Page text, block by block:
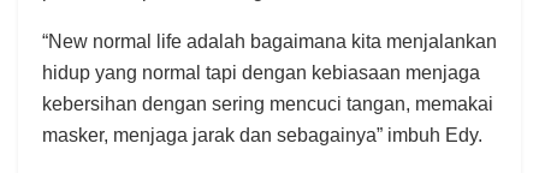
“New normal life adalah bagaimana kita menjalankan
hidup yang normal tapi dengan kebiasaan menjaga
kebersihan dengan sering mencuci tangan, memakai
masker, menjaga jarak dan sebagainya” imbuh Edy.